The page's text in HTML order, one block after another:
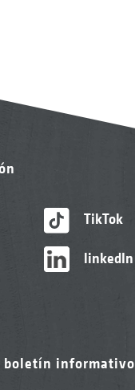
TikTok
linkedIn
boletín informativo